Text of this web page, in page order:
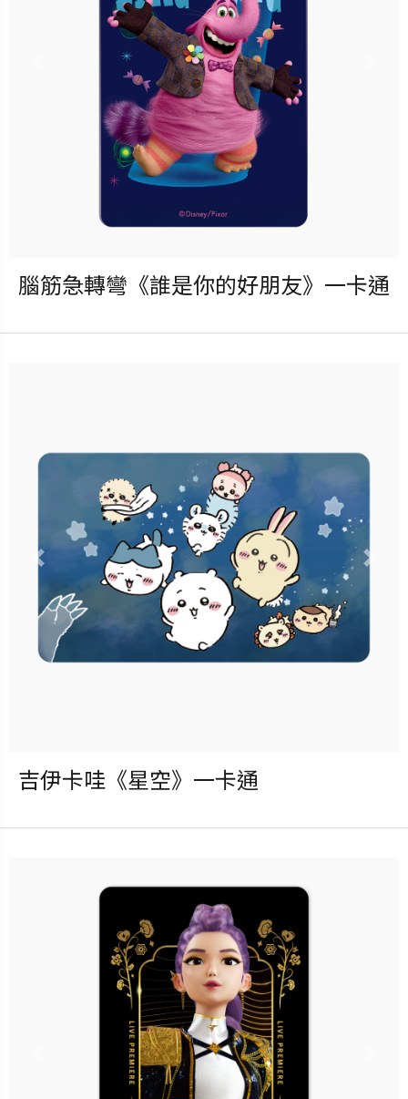
更多銷售據點
發行：2026-08-05
卡種：一卡通儲值卡-普通卡
立即購買
更多銷售據點
腦筋急轉彎《誰是你的好朋友》一卡通
Previous
發行：2026-08-05
卡種：一卡通儲值卡-普通卡
立即購買
更多銷售據點
吉伊卡哇《星空》一卡通